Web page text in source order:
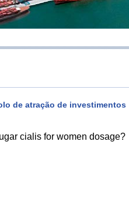
de atração de investimentos
cialis for women dosage?